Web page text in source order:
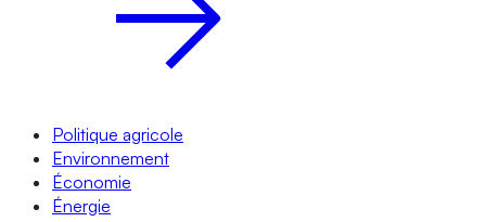
Politique agricole
Environnement
Économie
Énergie